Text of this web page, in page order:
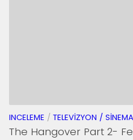
INCELEME / TELEVIZYON / SINEMA
The Hangover Part 2-